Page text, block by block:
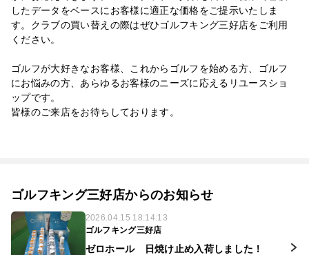
したデータをベースにお客様に適正な価格をご提示いたしま
す。クラブの買い替えの際はぜひゴルフキング三好店をご利用
ください。
ゴルフが大好きなお客様、これからゴルフを始める方、ゴルフ
にお悩みの方、あらゆるお客様のニーズに応えるリユースショ
ップです。
皆様のご来店をお待ちしております。
ゴルフキング三好店からのお知らせ
2026.04.15 18:14:13
ゴルフキング三好店
ゼロホール 日焼け止め入荷しました！